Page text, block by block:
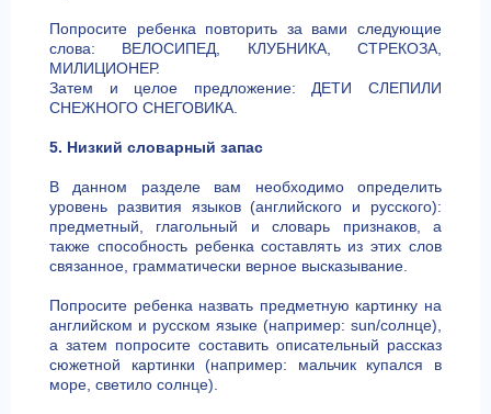
Попросите ребенка повторить за вами следующие
слова: ВЕЛОСИПЕД, КЛУБНИКА, СТРЕКОЗА,
МИЛИЦИОНЕР.
Затем и целое предложение: ДЕТИ СЛЕПИЛИ
СНЕЖНОГО СНЕГОВИКА.
5. Низкий словарный запас
В данном разделе вам необходимо определить
уровень развития языков (английского и русского):
предметный, глагольный и словарь признаков, а
также способность ребенка составлять из этих слов
связанное, грамматически верное высказывание.
Попросите ребенка назвать предметную картинку на
английском и русском языке (например: sun/солнце),
а затем попросите составить описательный рассказ
сюжетной картинки (например: мальчик купался в
море, светило солнце).